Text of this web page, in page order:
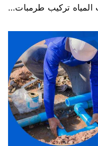
تركيب طرمبات…